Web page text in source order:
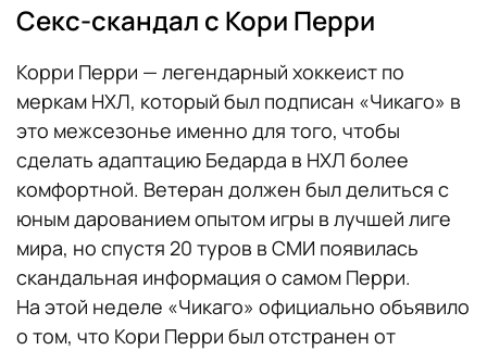
Секс-скандал с Кори Перри
Корри Перри — легендарный хоккеист по
меркам НХЛ, который был подписан «Чикаго» в
это межсезонье именно для того, чтобы
сделать адаптацию Бедарда в НХЛ более
комфортной. Ветеран должен был делиться с
юным дарованием опытом игры в лучшей лиге
мира, но спустя 20 туров в СМИ появилась
скандальная информация о самом Перри.
На этой неделе «Чикаго» официально объявило
о том, что Кори Перри был отстранен от